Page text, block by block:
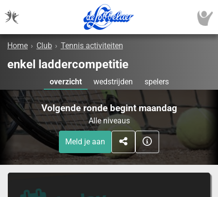
Home › Club › Tennis activiteiten
enkel laddercompetitie
overzicht wedstrijden spelers
Volgende ronde begint maandag
Alle niveaus
Meld je aan